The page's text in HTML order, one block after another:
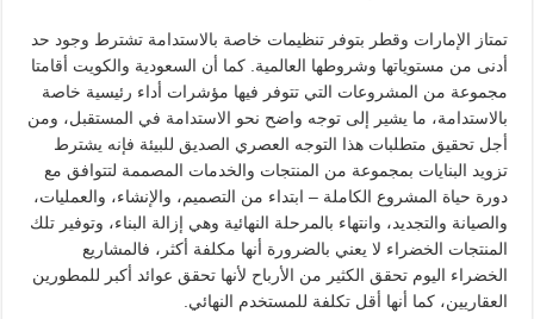
تمتاز الإمارات وقطر بتوفر تنظيمات خاصة بالاستدامة تشترط وجود حد
أدنى من مستوياتها وشروطها العالمية. كما أن السعودية والكويت أقامتا
مجموعة من المشروعات التي تتوفر فيها مؤشرات أداء رئيسية خاصة
بالاستدامة، ما يشير إلى توجه واضح نحو الاستدامة في المستقبل، ومن
أجل تحقيق متطلبات هذا التوجه العصري الصديق للبيئة فإنه يشترط
تزويد البنايات بمجموعة من المنتجات والخدمات المصممة لتتوافق مع
دورة حياة المشروع الكاملة – ابتداء من التصميم، والإنشاء، والعمليات،
والصيانة والتجديد، وانتهاء بالمرحلة النهائية وهي إزالة البناء، وتوفير تلك
المنتجات الخضراء لا يعني بالضرورة أنها مكلفة أكثر، فالمشاريع
الخضراء اليوم تحقق الكثير من الأرباح لأنها تحقق عوائد أكبر للمطورين
العقاريين، كما أنها أقل تكلفة للمستخدم النهائي.